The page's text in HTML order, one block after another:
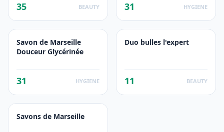
35 BEAUTY 31 HYGIENE
Savon de Marseille
Douceur Glycérinée
31 HYGIENE
Duo bulles l'expert
11 BEAUTY
Savons de Marseille